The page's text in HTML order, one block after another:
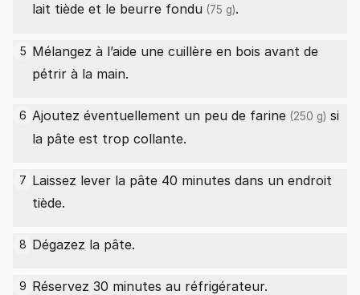
lait tiède et le beurre fondu (75 g).
5 Mélangez à l’aide une cuillère en bois avant de
pétrir à la main.
6 Ajoutez éventuellement un peu de farine (250 g) si
la pâte est trop collante.
7 Laissez lever la pâte 40 minutes dans un endroit
tiède.
8 Dégazez la pâte.
9 Réservez 30 minutes au réfrigérateur.